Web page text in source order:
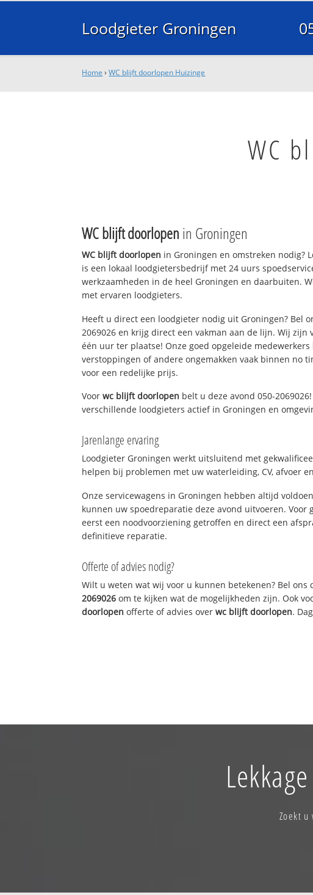
Loodgieter Groningen
Home ›WC blijft doorlopen Huizinge
WC
WC blijft doorlopen in Groningen
WC blijft doorlopen in Groningen en omstreken nodig?
is een lokaal loodgietersbedrijf met 24 uurs
werkzaamheden in de heel Groningen en daarbuiten.
met ervaren loodgieters.
Heeft u direct een loodgieter nodig uit Groningen? Bel
2069026 en krijg direct een vakman aan de lijn. Wij
één uur ter plaatse! Onze goed opgeleide medewerkers
verstoppingen of andere ongemakken vaak binnen no
voor een redelijke prijs.
Voorwc blijft doorlopen belt u deze avond 050-
verschillende loodgieters actief in Groningen en
Jarenlange ervaring
Loodgieter Groningen werkt uitsluitend met
helpen bij problemen met uw waterleiding, CV, afvoer
Onze servicewagens in Groningen hebben altijd
kunnen uw spoedreparatie deze avond uitvoeren. Voor
eerst een noodvoorziening getroffen en direct een
definitieve reparatie.
Offerte of advies nodig?
Wilt u weten wat wij voor u kunnen betekenen? Bel
2069026 om te kijken wat de mogelijkheden zijn. Ook
doorlopen offerte of advies overwc blijft doorlopen.
Zoekt